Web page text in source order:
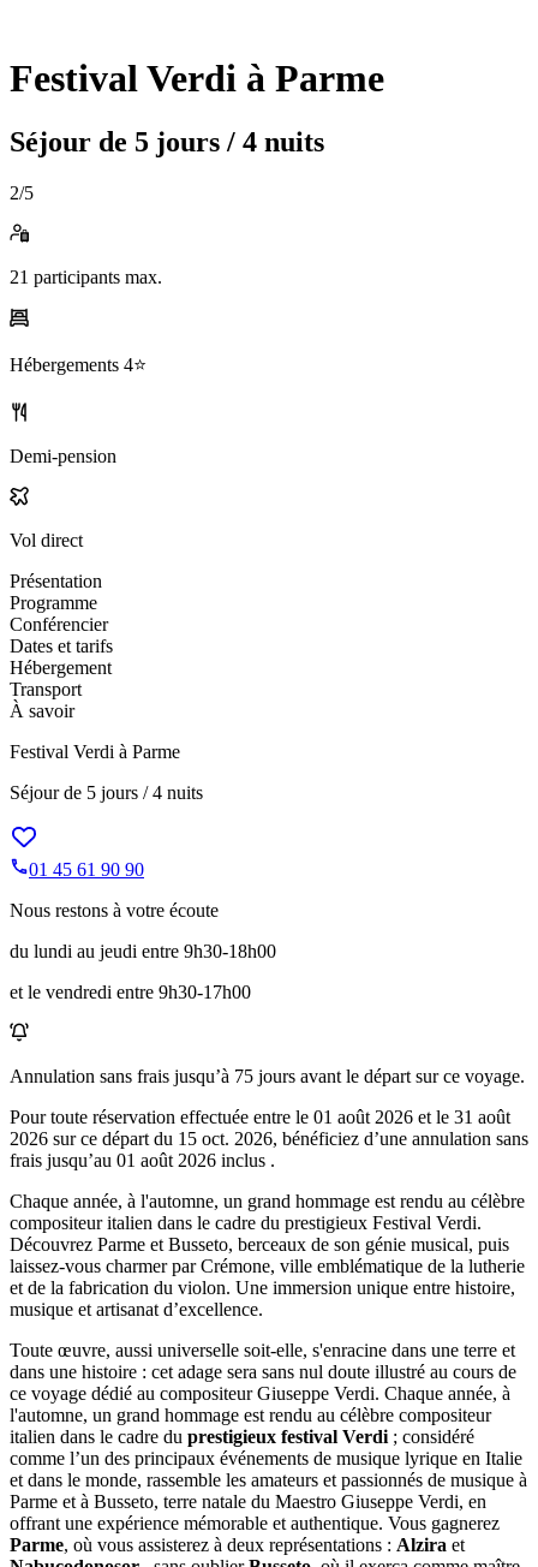
Festival Verdi à Parme
Séjour de 5 jours / 4 nuits
2/5
21 participants max.
Hébergements 4⭐️
Demi-pension
Vol direct
Présentation
Programme
Conférencier
Dates et tarifs
Hébergement
Transport
À savoir
Festival Verdi à Parme
Séjour de 5 jours / 4 nuits
01 45 61 90 90
Nous restons à votre écoute
du lundi au jeudi entre 9h30-18h00
et le vendredi entre 9h30-17h00
Annulation sans frais jusqu’à 75 jours avant le départ sur ce voyage.
Pour toute réservation effectuée entre le 01 août 2026 et le 31 août
2026 sur ce départ du 15 oct. 2026, bénéficiez d’une annulation sans
frais jusqu’au 01 août 2026 inclus .
Chaque année, à l'automne, un grand hommage est rendu au célèbre
compositeur italien dans le cadre du prestigieux Festival Verdi.
Découvrez Parme et Busseto, berceaux de son génie musical, puis
laissez-vous charmer par Crémone, ville emblématique de la lutherie
et de la fabrication du violon. Une immersion unique entre histoire,
musique et artisanat d’excellence.
Toute œuvre, aussi universelle soit-elle, s'enracine dans une terre et
dans une histoire : cet adage sera sans nul doute illustré au cours de
ce voyage dédié au compositeur Giuseppe Verdi. Chaque année, à
l'automne, un grand hommage est rendu au célèbre compositeur
italien dans le cadre du prestigieux festival Verdi ; considéré
comme l’un des principaux événements de musique lyrique en Italie
et dans le monde, rassemble les amateurs et passionnés de musique à
Parme et à Busseto, terre natale du Maestro Giuseppe Verdi, en
offrant une expérience mémorable et authentique. Vous gagnerez
Parme, où vous assisterez à deux représentations : Alzira et